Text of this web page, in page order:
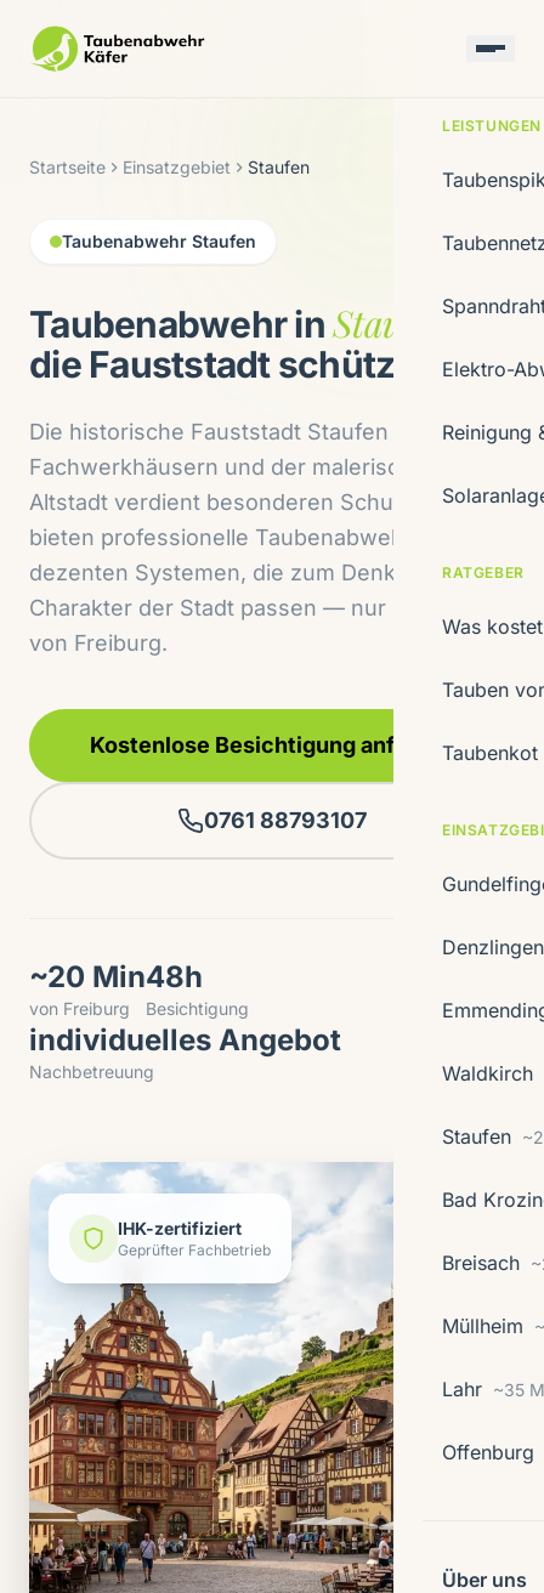
LEISTUNGEN
Elektro-
Reinigung
RATGEBER
Was
Tauben
Waldkirch
Staufen
Bad
Breisach
Müllheim
Lahr ~35
Offenburg
Über uns
Startseite Einsatzgebiet Staufen
Taubenabwehr Staufen
Taubenabwehr inStaufen—
die Fauststadt schützen
Die historische Fauststadt Staufen mit ihren
Fachwerkhäusern und der malerischen
Altstadt verdient besonderen Schutz. Wir
bieten professionelle Taubenabwehr mit
dezenten Systemen, die zum Denkmalschutz-
Charakter der Stadt passen — nur 20 Minuten
von Freiburg.
Kostenlose Besichtigung anfragen
0761 88793107
~20 Min
von Freiburg
48h
Besichtigung
individuelles Angebot
Nachbetreuung
IHK-zertifiziert
Geprüfter Fachbetrieb